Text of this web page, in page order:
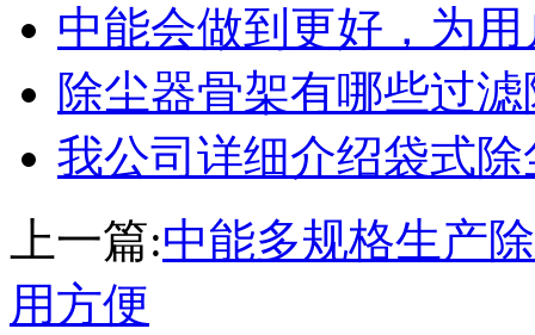
中能会做到更好，为
除尘器骨架有哪些过
我公司详细介绍袋式
上一篇:中能多规格生产
用方便